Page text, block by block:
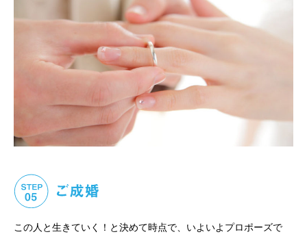
この人と生きていく！と決めて時点で、いよいよプロポーズで